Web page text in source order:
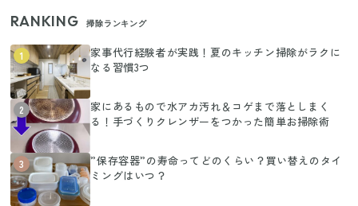
RANKING 掃除ランキング
1
家事代行経験者が実践！夏のキッチン掃除がラクに
なる習慣3つ
2
家にあるもので水アカ汚れ＆コゲまで落としまく
る！手づくりクレンザーをつかった簡単お掃除術
3
”保存容器”の寿命ってどのくらい？買い替えのタイ
ミングはいつ？